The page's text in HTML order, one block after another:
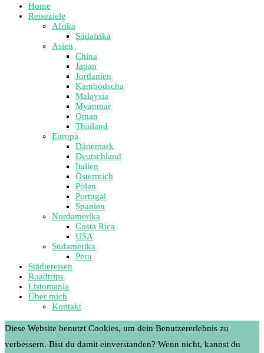
Home
Reiseziele
Afrika
Südafrika
Asien
China
Japan
Jordanien
Kambodscha
Malaysia
Myanmar
Oman
Thailand
Europa
Dänemark
Deutschland
Italien
Österreich
Polen
Portugal
Spanien
Nordamerika
Costa Rica
USA
Südamerika
Peru
Städtereisen
Roadtrips
Listomania
Über mich
Kontakt
Diese Website benutzt Cookies, um dein Benutzererlebnis zu
verbessern. Bist du damit einverstanden? Wenn nicht, kannst du